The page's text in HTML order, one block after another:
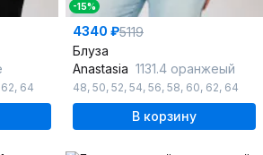
62, 64
-15%
4340 ₽5119
Блуза
Anastasia 1131.4 оранжеый
48, 50, 52, 54, 56, 58, 60, 62, 64
В корзину